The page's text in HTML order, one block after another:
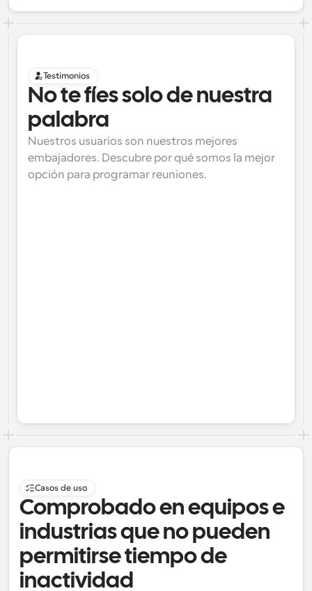
Testimonios
No te fíes solo de nuestra
palabra
Nuestros usuarios son nuestros mejores
embajadores. Descubre por qué somos la mejor
opción para programar reuniones.
Casos de uso
Comprobado en equipos e
industrias que no pueden
permitirse tiempo de
inactividad